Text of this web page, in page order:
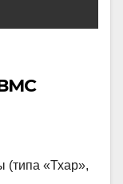
«Тхар»,